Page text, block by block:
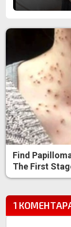
Find
The First
1